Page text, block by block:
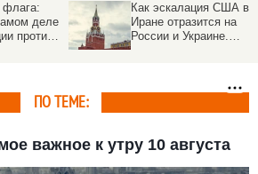
флага:
деле
против
Как эскалация США в
Иране отразится на
России и Украине.
ПО ТЕМЕ:
важное к утру 10 августа